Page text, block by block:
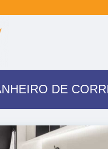
DE